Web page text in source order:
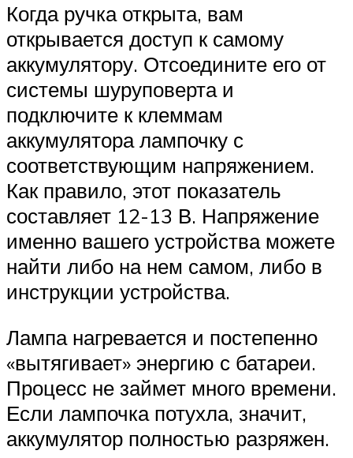
Когда ручка открыта, вам
открывается доступ к самому
аккумулятору. Отсоедините его от
системы шуруповерта и
подключите к клеммам
аккумулятора лампочку с
соответствующим напряжением.
Как правило, этот показатель
составляет 12-13 В. Напряжение
именно вашего устройства можете
найти либо на нем самом, либо в
инструкции устройства.
Лампа нагревается и постепенно
«вытягивает» энергию с батареи.
Процесс не займет много времени.
Если лампочка потухла, значит,
аккумулятор полностью разряжен.